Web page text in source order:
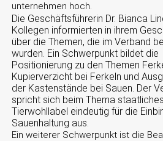
unternehmen hoch.
Die Geschäftsführerin Dr. Bianca
Kollegen informierten in ihrem
über die Themen, die im Verband
wurden. Ein Schwerpunkt bildet die
Positionierung zu den Themen
Kupierverzicht bei Ferkeln und
der Kastenstände bei Sauen. Der
spricht sich beim Thema staatliches
Tierwohllabel eindeutig für die
Sauenhaltung aus.
Ein weiterer Schwerpunkt ist die